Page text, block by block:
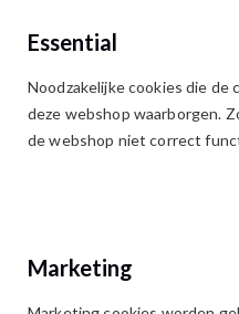
Ga
naar
de
WELKOM NIEUWS
Essential
Noodzakelijke cookies die
deze webshop waarborgen.
de webshop niet correct
Marketing